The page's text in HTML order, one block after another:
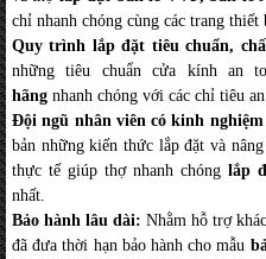
chỉ nhanh chóng cùng các trang thiết
Quy trình lắp đặt tiêu chuẩn,
những tiêu chuẩn cửa kính an
hãng nhanh chóng với các chỉ tiêu an
Đội ngũ nhân viên có kinh
bản những kiến thức lắp đặt và
thực tế giúp thợ nhanh chóng lắp
nhất.
Bảo hành lâu dài: Nhằm hỗ trợ
đã đưa thời hạn bảo hành cho mẫu